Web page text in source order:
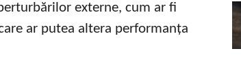
externe, cum ar fi
ar putea altera performanța